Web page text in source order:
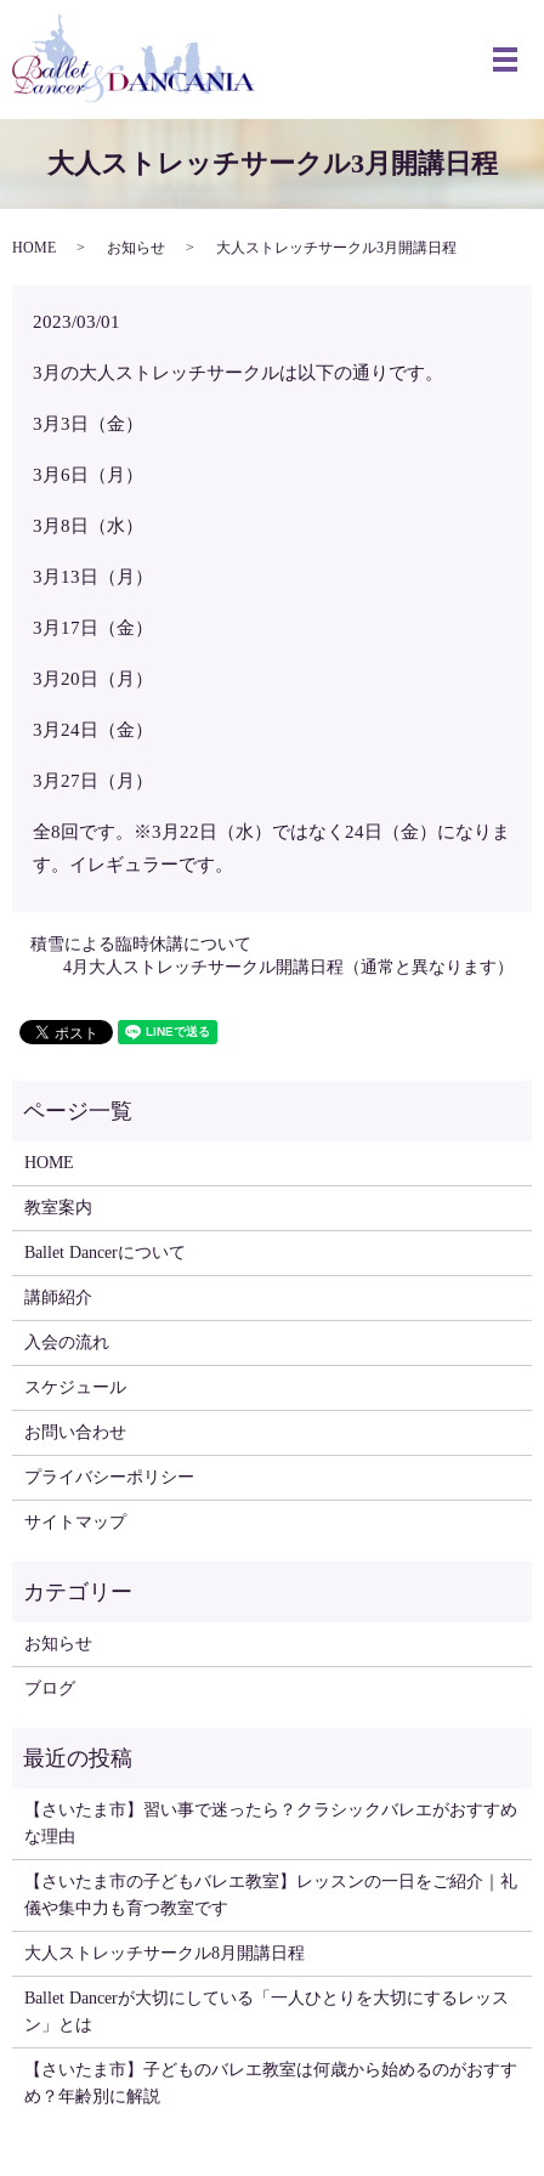
メ
大人ストレッチサークル3月開講日程
HOME お知らせ 大人ストレッチサークル3月開講日程
2023/03/01
3月の大人ストレッチサークルは以下の通りです。
3月3日（金）
3月6日（月）
3月8日（水）
3月13日（月）
3月17日（金）
3月20日（月）
3月24日（金）
3月27日（月）
全8回です。※3月22日（水）ではなく24日（金）になりま
す。イレギュラーです。
積雪による臨時休講について
4月大人ストレッチサークル開講日程（通常と異なります）
HOME
教室案内
Ballet Dancerについて
講師紹介
入会の流れ
スケジュール
お問い合わせ
プライバシーポリシー
サイトマップ
お知らせ
ブログ
【さいたま市】習い事で迷ったら？クラシックバレエがおすすめ
な理由
【さいたま市の子どもバレエ教室】レッスンの一日をご紹介｜礼
儀や集中力も育つ教室です
大人ストレッチサークル8月開講日程
Ballet Dancerが大切にしている「一人ひとりを大切にするレッス
ン」とは
【さいたま市】子どものバレエ教室は何歳から始めるのがおすす
め？年齢別に解説